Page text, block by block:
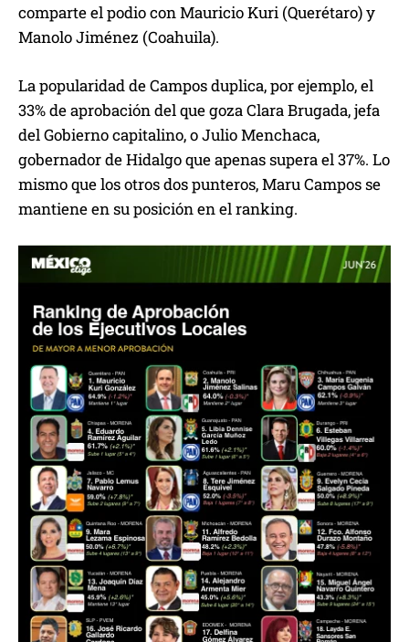
comparte el podio con Mauricio Kuri (Querétaro) y
Manolo Jiménez (Coahuila).
La popularidad de Campos duplica, por ejemplo, el
33% de aprobación del que goza Clara Brugada, jefa
del Gobierno capitalino, o Julio Menchaca,
gobernador de Hidalgo que apenas supera el 37%. Lo
mismo que los otros dos punteros, Maru Campos se
mantiene en su posición en el ranking.